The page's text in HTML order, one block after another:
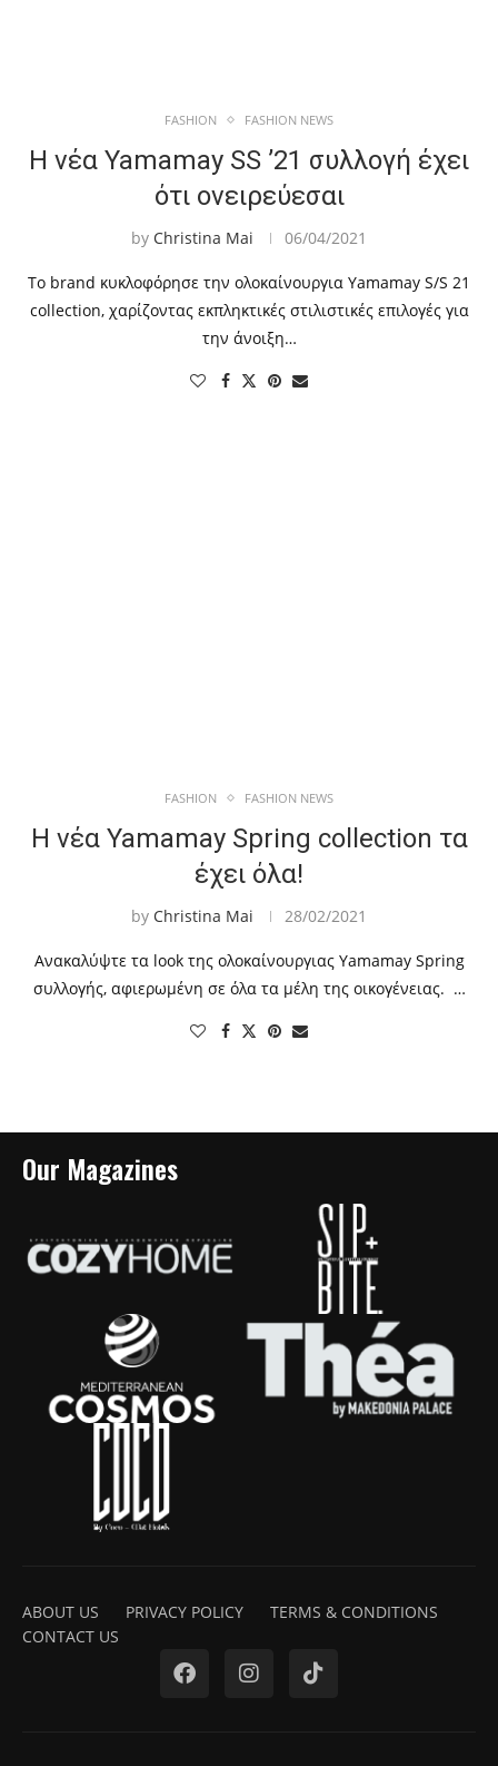
FASHION FASHION NEWS
Η νέα Yamamay SS ’21 συλλογή έχει
ότι ονειρεύεσαι
by Christina Mai 06/04/2021
Το brand κυκλοφόρησε την ολοκαίνουργια Yamamay S/S 21
collection, χαρίζοντας εκπληκτικές στιλιστικές επιλογές για
την άνοιξη…
FASHION FASHION NEWS
Η νέα Yamamay Spring collection τα
έχει όλα!
by Christina Mai 28/02/2021
Ανακαλύψτε τα look της ολοκαίνουργιας Yamamay Spring
συλλογής, αφιερωμένη σε όλα τα μέλη της οικογένειας. …
Our Magazines
ABOUT US PRIVACY POLICY
TERMS & CONDITIONS
CONTACT US